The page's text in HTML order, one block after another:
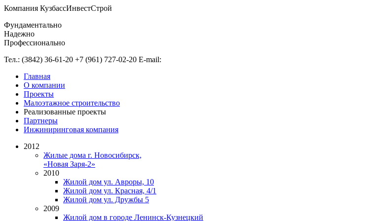
Компания КузбассИнвестСтрой
Фундаментально
Надежно
Профессионально
Тел.: (3842) 36-61-20 +7 (961) 727-02-20 E-mail:
Главная
О компании
Проекты
Малоэтажное строительство
Реализованные проекты
Партнеры
Инжиниринговая компания
2012
Жилые дома г. Новосибирск,
«Новая Заря-2»
2010
Жилой дом ул. Авроры, 10
Жилой дом ул. Красная, 4/1
Жилой дом ул. Дружбы 5
2009
Жилой дом в городе Ленинск-Кузнецкий